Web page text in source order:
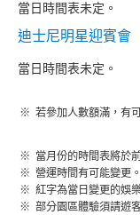
當日時間表未定。
迪士尼明星迎賓會
當日時間表未定。
若參加人數額滿，有
當月份的時間表將於
營運時間有可能變更。
紅字為當日變更的娛
部分園區體驗須請遊